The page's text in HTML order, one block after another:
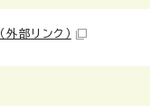
（外部リンク）